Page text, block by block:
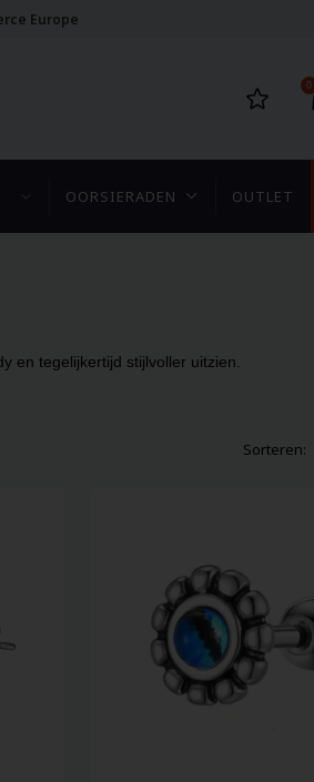
Europe
0
OORSIERADEN OUTLET
en tegelijkertijd stijlvoller uitzien.